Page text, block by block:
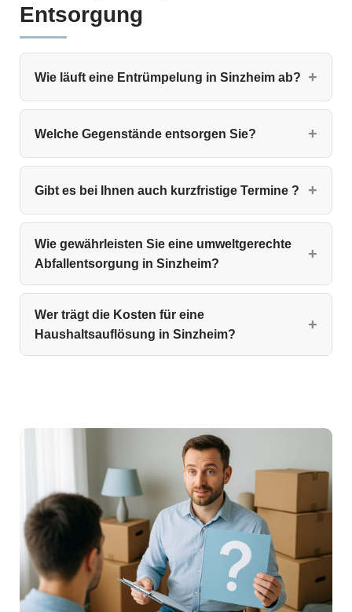
Entsorgung
Wie läuft eine Entrümpelung in Sinzheim ab?
Welche Gegenstände entsorgen Sie?
Gibt es bei Ihnen auch kurzfristige Termine ?
Wie gewährleisten Sie eine umweltgerechte
Abfallentsorgung in Sinzheim?
Wer trägt die Kosten für eine
Haushaltsauflösung in Sinzheim?